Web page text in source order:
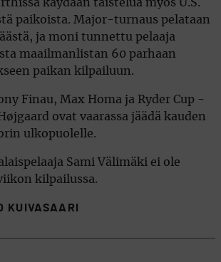
käydään taistelua myös U.S.
paikoista. Major-turnaus pelataan
ja moni tunnettu pelaaja
maailmanlistan 60 parhaan
paikan kilpailuun.
Finau, Max Homa ja Ryder Cup -
ovat vaarassa jäädä kauden
ulkopuolelle.
Sami Välimäki ei ole
kilpailussa.
KUIVASAARI